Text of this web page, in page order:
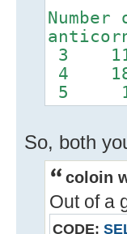
3
4
5
So, both
coloin
Out of a
CODE: